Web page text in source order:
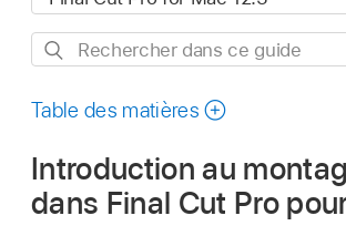
Rechercher
ce
Table des matières
Introduction au
dans Final Cut Pro